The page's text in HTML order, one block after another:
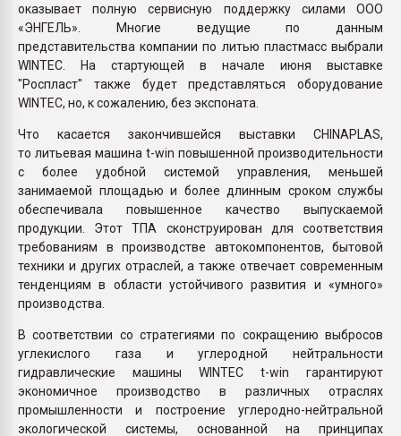
оказывает полную сервисную поддержку силами ООО
«ЭНГЕЛЬ». Многие ведущие по данным
представительства компании по литью пластмасс выбрали
WINTEC. На стартующей в начале июня выставке
"Роспласт" также будет представляться оборудование
WINTEC, но, к сожалению, без экспоната.
Что касается закончившейся выставки CHINAPLAS,
то литьевая машина t-win повышенной производительности
с более удобной системой управления, меньшей
занимаемой площадью и более длинным сроком службы
обеспечивала повышенное качество выпускаемой
продукции. Этот ТПА сконструирован для соответствия
требованиям в производстве автокомпонентов, бытовой
техники и других отраслей, а также отвечает современным
тенденциям в области устойчивого развития и «умного»
производства.
В соответствии со стратегиями по сокращению выбросов
углекислого газа и углеродной нейтральности
гидравлические машины WINTEC t-win гарантируют
экономичное производство в различных отраслях
промышленности и построение углеродно-нейтральной
экологической системы, основанной на принципах